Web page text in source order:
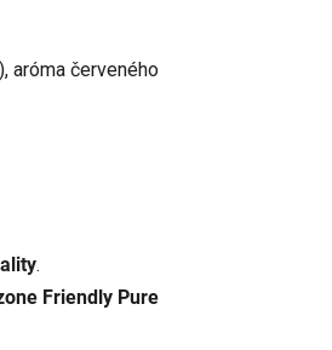
aróma červeného
.
Friendly Pure